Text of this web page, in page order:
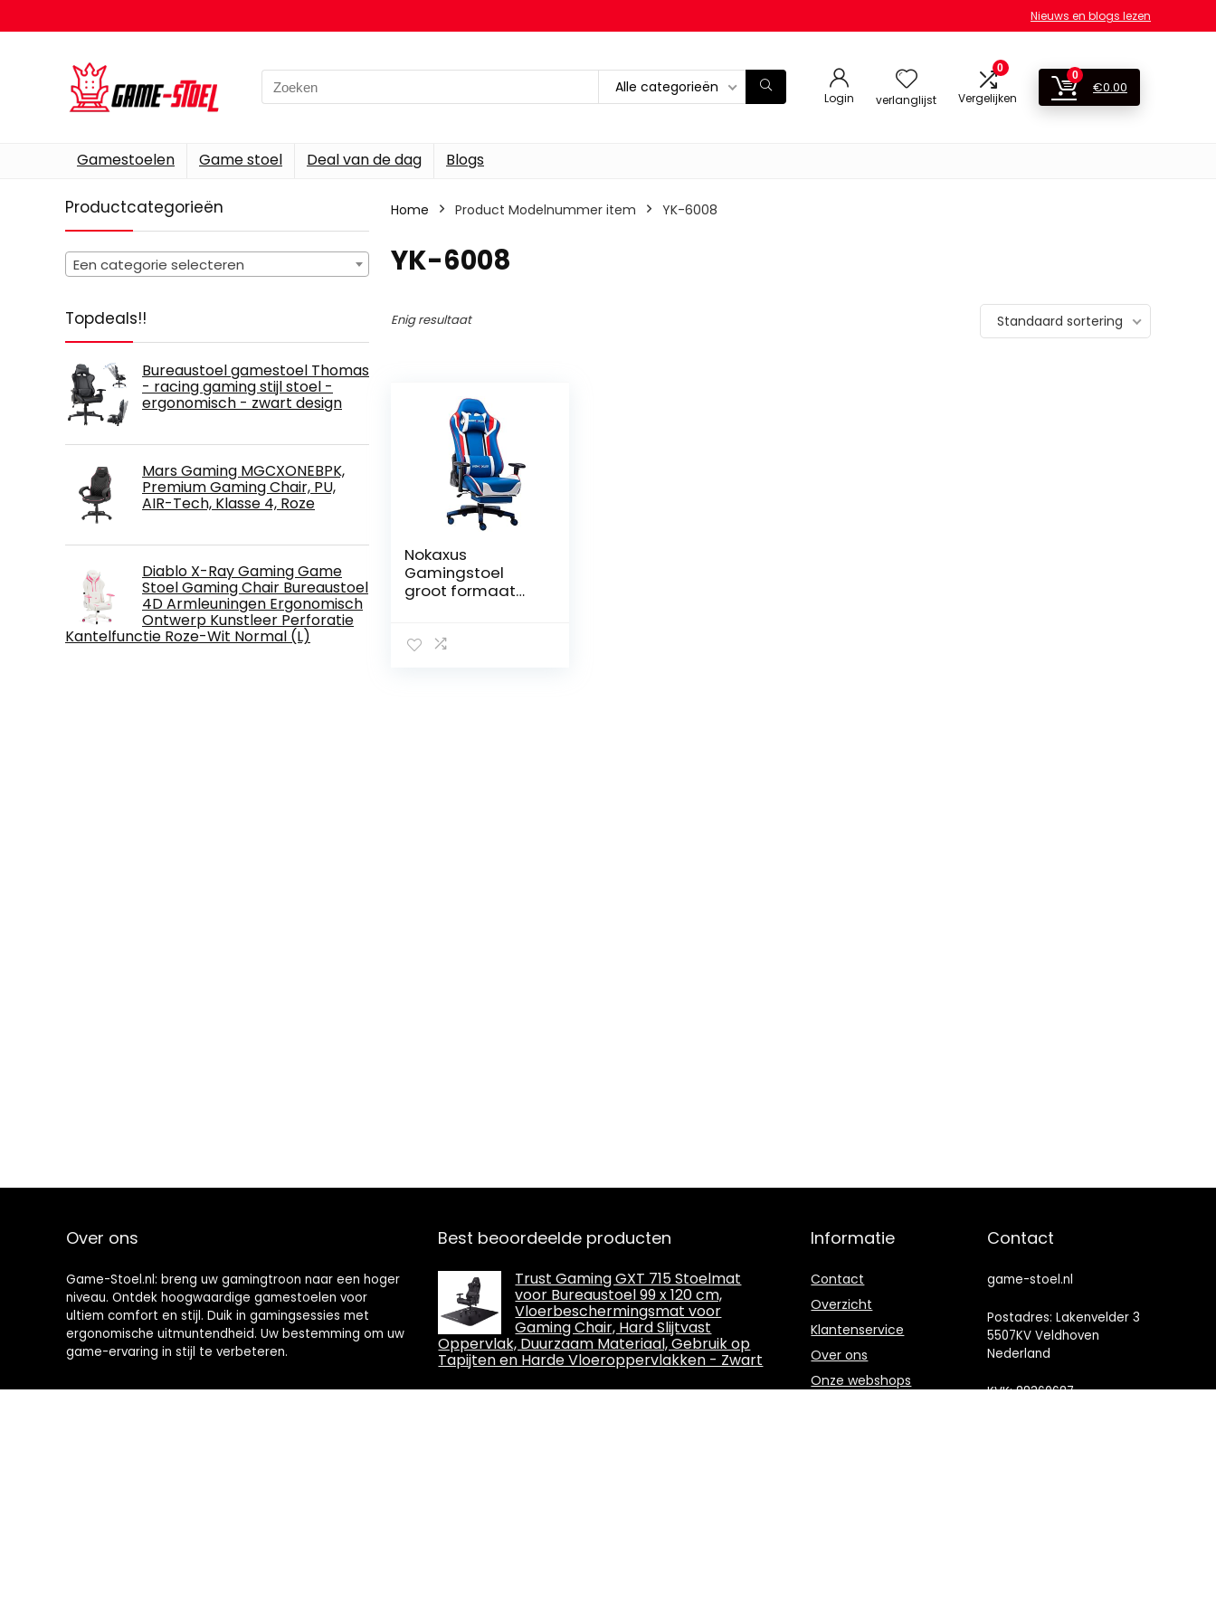
Nieuws en blogs lezen
Search
for:
Alle categorieën
Login verlanglijst
0
Vergelijken
0
€0.00
Gamestoelen Game stoel Deal van de dag Blogs
Productcategorieën
Een categorie selecteren
Topdeals!!
Bureaustoel gamestoel Thomas
- racing gaming stijl stoel -
ergonomisch - zwart design
Mars Gaming MGCXONEBPK,
Premium Gaming Chair, PU,
AIR-Tech, Klasse 4, Roze
Diablo X-Ray Gaming Game
Stoel Gaming Chair Bureaustoel
4D Armleuningen Ergonomisch
Ontwerp Kunstleer Perforatie
Kantelfunctie Roze-Wit Normal (L)
Home Product Modelnummer item ‎YK-6008
‎YK-6008
Enig resultaat Standaard sortering
Nokaxus
Gamingstoel
groot formaat
massageappara
Over ons
Game-Stoel.nl: breng uw gamingtroon naar een hoger
niveau. Ontdek hoogwaardige gamestoelen voor
ultiem comfort en stijl. Duik in gamingsessies met
ergonomische uitmuntendheid. Uw bestemming om uw
game-ervaring in stijl te verbeteren.
Best beoordeelde producten
Trust Gaming GXT 715 Stoelmat
voor Bureaustoel 99 x 120 cm,
Vloerbeschermingsmat voor
Gaming Chair, Hard Slijtvast
Oppervlak, Duurzaam Materiaal, Gebruik op
Tapijten en Harde Vloeroppervlakken - Zwart
Informatie
Contact
Overzicht
Klantenservice
Over ons
Onze webshops
Contact
game-stoel.nl
Postadres: Lakenvelder 3
5507KV Veldhoven
Nederland
KVK: 88360687